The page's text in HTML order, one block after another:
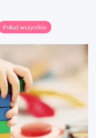
Pokaż wszystkie